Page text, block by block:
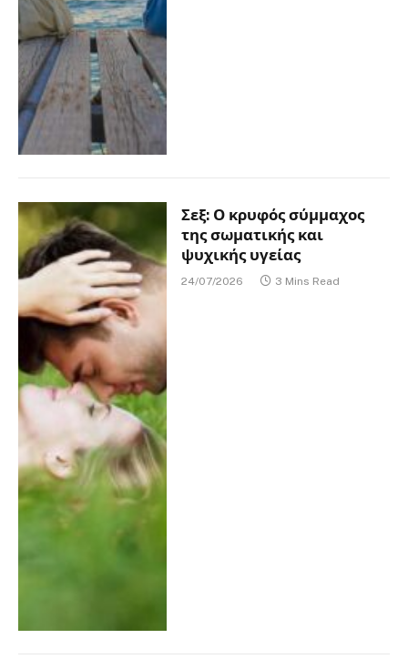
Σεξ: Ο κρυφός σύμμαχος
της σωματικής και
ψυχικής υγείας
24/07/2026 3 Mins Read